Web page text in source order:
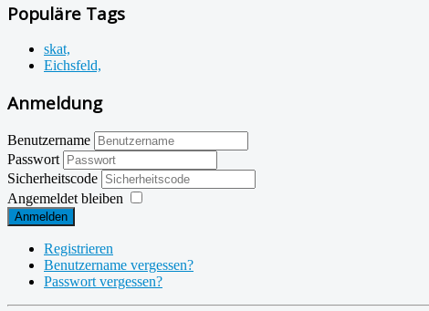
Populäre Tags
skat,
Eichsfeld,
Anmeldung
Benutzername
Passwort
Sicherheitscode
Angemeldet bleiben
Anmelden
Registrieren
Benutzername vergessen?
Passwort vergessen?